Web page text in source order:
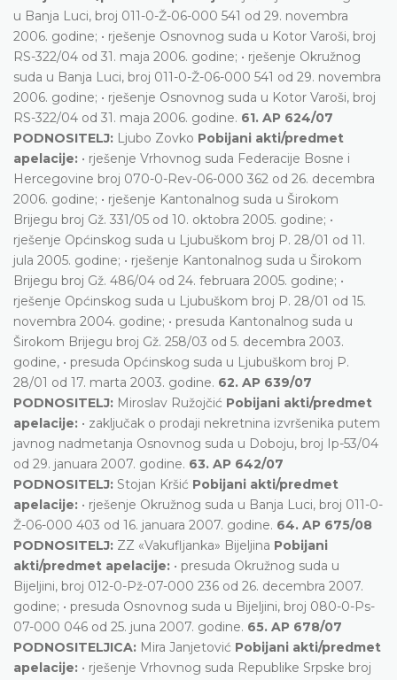
u Banja Luci, broj 011-0-Ž-06-000 541 od 29. novembra
2006. godine; • rješenje Osnovnog suda u Kotor Varoši, broj
RS-322/04 od 31. maja 2006. godine; • rješenje Okružnog
suda u Banja Luci, broj 011-0-Ž-06-000 541 od 29. novembra
2006. godine; • rješenje Osnovnog suda u Kotor Varoši, broj
RS-322/04 od 31. maja 2006. godine. 61. AP 624/07
PODNOSITELJ: Ljubo Zovko Pobijani akti/predmet
apelacije: • rješenje Vrhovnog suda Federacije Bosne i
Hercegovine broj 070-0-Rev-06-000 362 od 26. decembra
2006. godine; • rješenje Kantonalnog suda u Širokom
Brijegu broj Gž. 331/05 od 10. oktobra 2005. godine; •
rješenje Općinskog suda u Ljubuškom broj P. 28/01 od 11.
jula 2005. godine; • rješenje Kantonalnog suda u Širokom
Brijegu broj Gž. 486/04 od 24. februara 2005. godine; •
rješenje Općinskog suda u Ljubuškom broj P. 28/01 od 15.
novembra 2004. godine; • presuda Kantonalnog suda u
Širokom Brijegu broj Gž. 258/03 od 5. decembra 2003.
godine, • presuda Općinskog suda u Ljubuškom broj P.
28/01 od 17. marta 2003. godine. 62. AP 639/07
PODNOSITELJ: Miroslav Ružojčić Pobijani akti/predmet
apelacije: • zaključak o prodaji nekretnina izvršenika putem
javnog nadmetanja Osnovnog suda u Doboju, broj Ip-53/04
od 29. januara 2007. godine. 63. AP 642/07
PODNOSITELJ: Stojan Kršić Pobijani akti/predmet
apelacije: • rješenje Okružnog suda u Banja Luci, broj 011-0-
Ž-06-000 403 od 16. januara 2007. godine. 64. AP 675/08
PODNOSITELJ: ZZ «Vakufljanka» Bijeljina Pobijani
akti/predmet apelacije: • presuda Okružnog suda u
Bijeljini, broj 012-0-Pž-07-000 236 od 26. decembra 2007.
godine; • presuda Osnovnog suda u Bijeljini, broj 080-0-Ps-
07-000 046 od 25. juna 2007. godine. 65. AP 678/07
PODNOSITELJICA: Mira Janjetović Pobijani akti/predmet
apelacije: • rješenje Vrhovnog suda Republike Srpske broj